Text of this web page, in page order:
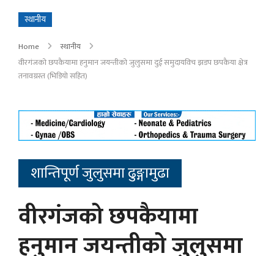
स्थानीय
Home
स्थानीय
वीरगंजको छपकैयामा हनुमान जयन्तीको जुलुसमा दुई समुदायविच झडप छपकैया क्षेत्र
तनावग्रस्त (भिडियाे सहित)
शान्तिपूर्ण जुलुसमा ढुङ्गामुढा
वीरगंजको छपकैयामा
हनुमान जयन्तीको जुलुसमा